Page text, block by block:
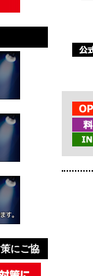
にご協